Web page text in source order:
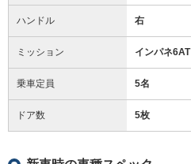
ハンドル 右
ミッション インパネ6AT
乗車定員 5名
ドア数 5枚